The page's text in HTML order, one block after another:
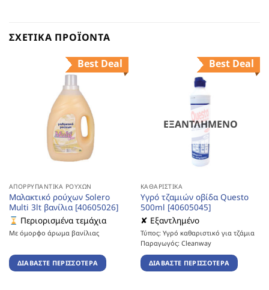
ΣΧΕΤΙΚΆ ΠΡΟΪΌΝΤΑ
Best Deal
ΑΠΟΡΡΥΠΑΝΤΙΚΆ ΡΟΎΧΩΝ
Μαλακτικό ρούχων Solero
Multi 3lt βανίλια [40605026]
Περιορισμένα τεμάχια
Με όμορφο άρωμα βανίλιας
ΔΙΑΒΆΣΤΕ ΠΕΡΙΣΣΌΤΕΡΑ
Best Deal
ΕΞΑΝΤΛΗΜΈΝΟ
ΚΑΘΑΡΙΣΤΙΚΆ
Υγρό τζαμιών οβίδα Questo
500ml [40605045]
✘ Εξαντλημένο
Τύπος: Υγρό καθαριστικό για τζάμια
Παραγωγός: Cleanway
ΔΙΑΒΆΣΤΕ ΠΕΡΙΣΣΌΤΕΡΑ